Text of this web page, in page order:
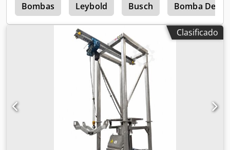
Bombas Leybold Busch Bomba De
Clasificado